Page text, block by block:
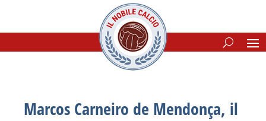
Marcos Carneiro de Mendonça, il